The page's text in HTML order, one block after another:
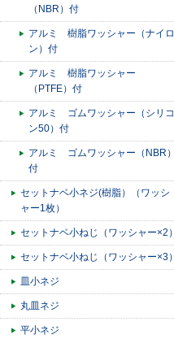
（NBR）付
アルミ 樹脂ワッシャー（ナイロ
ン）付
アルミ 樹脂ワッシャー
（PTFE）付
アルミ ゴムワッシャー（シリコ
ン50）付
アルミ ゴムワッシャー（NBR）
付
セットナベ小ネジ(樹脂）（ワッシ
ャー1枚）
セットナベ小ねじ（ワッシャー×2）
セットナベ小ねじ（ワッシャー×3）
皿小ネジ
丸皿ネジ
平小ネジ